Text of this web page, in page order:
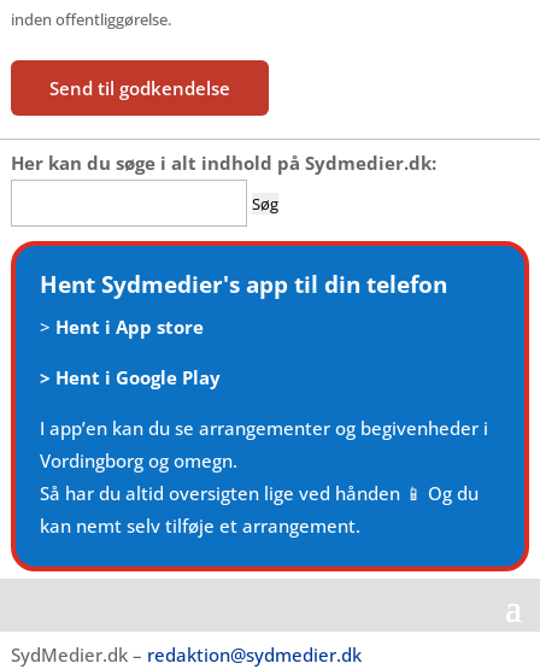
inden offentliggørelse.
Send til godkendelse
Her kan du søge i alt indhold på Sydmedier.dk:
efter:
Hent Sydmedier's app til din telefon
> Hent i App store
> Hent i Google Play
I app’en kan du se arrangementer og begivenheder i
Vordingborg og omegn.
Så har du altid oversigten lige ved hånden 📱 Og du
kan nemt selv tilføje et arrangement.
SydMedier.dk – redaktion@sydmedier.dk